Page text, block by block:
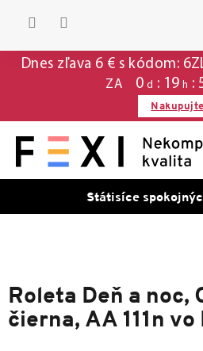
Dnes zľava 6 € s kódom:
ZA
0 d : 19 h :
Nakupujte
Státisíce
Roleta Deň a noc,
čierna, AA 111n